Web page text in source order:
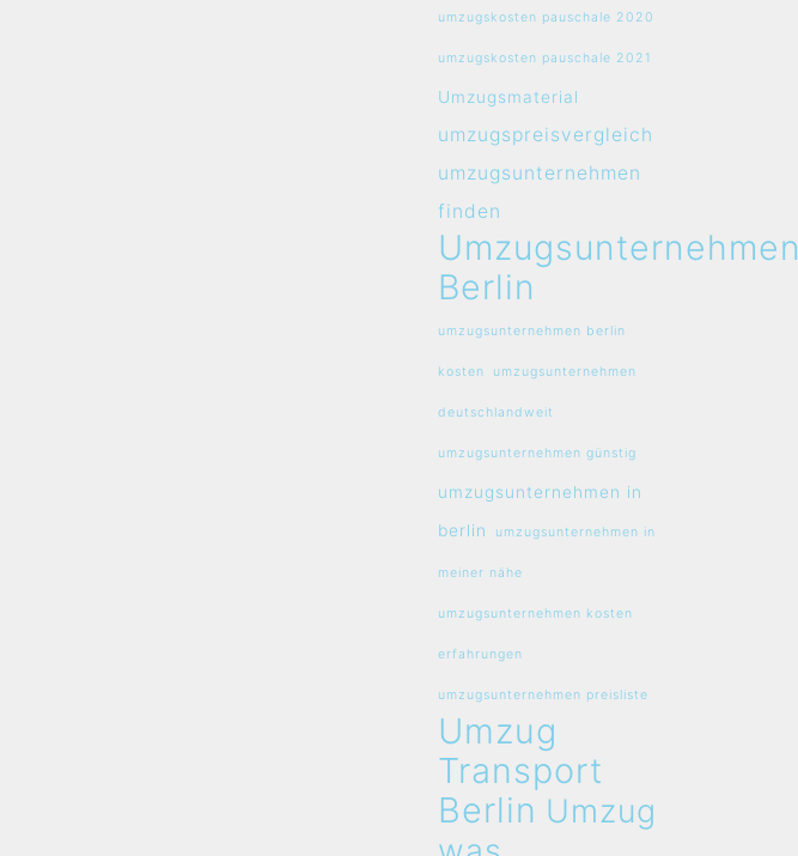
umzugskosten pauschale 2020
umzugskosten pauschale 2021
Umzugsmaterial
umzugspreisvergleich
umzugsunternehmen
finden
Umzugsunternehmen
Berlin
umzugsunternehmen berlin
kosten umzugsunternehmen
deutschlandweit
umzugsunternehmen günstig
umzugsunternehmen in
berlin
umzugsunternehmen in
meiner nähe
umzugsunternehmen kosten
erfahrungen
umzugsunternehmen preisliste
Umzug
Transport
Berlin Umzug